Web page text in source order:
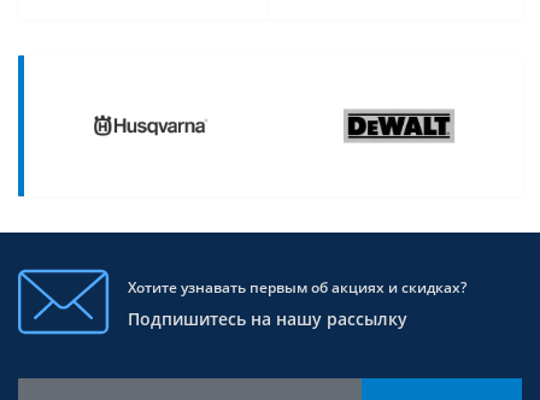
Хотите узнавать первым об акциях и скидках?
Подпишитесь на нашу рассылку